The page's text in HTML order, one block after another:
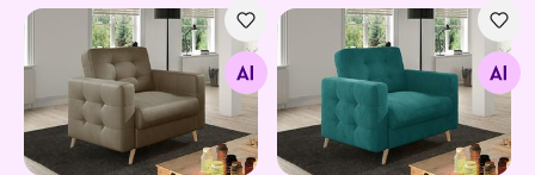
Кресло
Найдите похожие
Кресло
Найдите похожие